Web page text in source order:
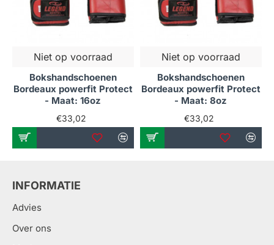
Niet op voorraad
Bokshandschoenen
Bordeaux powerfit Protect
- Maat: 16oz
€33,02
Niet op voorraad
Bokshandschoenen
Bordeaux powerfit Protect
- Maat: 8oz
€33,02
INFORMATIE
Advies
Over ons